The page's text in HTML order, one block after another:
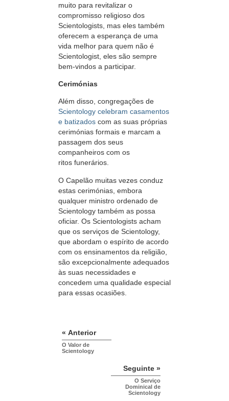
muito para revitalizar o
compromisso religioso dos
Scientologists, mas eles também
oferecem a esperança de uma
vida melhor para quem não é
Scientologist, eles são sempre
bem-vindos a participar.
Cerimónias
Além disso, congregações de
Scientology celebram casamentos
e batizados com as suas próprias
cerimónias formais e marcam a
passagem dos seus
companheiros com os
ritos funerários.
O Capelão muitas vezes conduz
estas cerimónias, embora
qualquer ministro ordenado de
Scientology também as possa
oficiar. Os Scientologists acham
que os serviços de Scientology,
que abordam o espírito de acordo
com os ensinamentos da religião,
são excepcionalmente adequados
às suas necessidades e
concedem uma qualidade especial
para essas ocasiões.
« Anterior
O Valor de
Scientology
Seguinte »
O Serviço
Dominical de
Scientology